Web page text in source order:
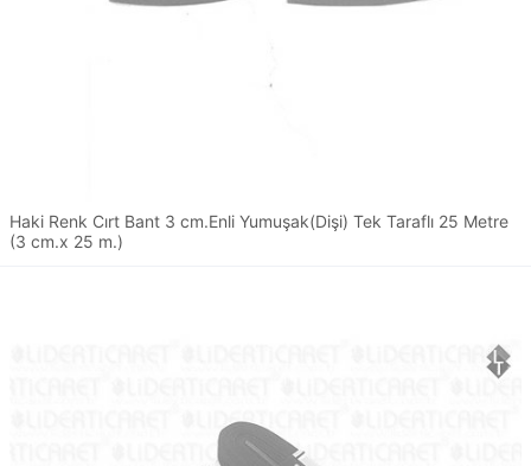
Haki Renk Cırt Bant 3 cm.Enli Yumuşak(Dişi) Tek Taraflı 25 Metre
(3 cm.x 25 m.)